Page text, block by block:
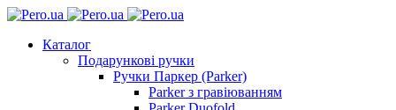
Каталог
Подарункові ручки
Ручки Паркер (Parker)
Parker з гравіюванням